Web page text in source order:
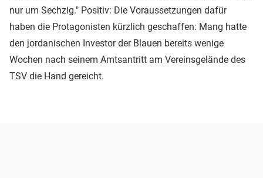
nur um Sechzig." Positiv: Die Voraussetzungen dafür
haben die Protagonisten kürzlich geschaffen: Mang hatte
den jordanischen Investor der Blauen bereits wenige
Wochen nach seinem Amtsantritt am Vereinsgelände des
TSV die Hand gereicht.